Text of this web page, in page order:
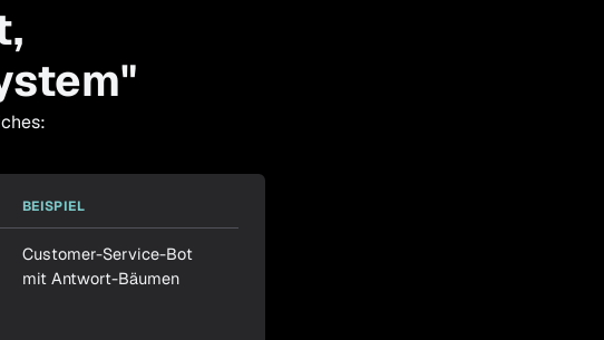
BEISPIEL
Customer-Service-Bot
mit Antwort-Bäumen